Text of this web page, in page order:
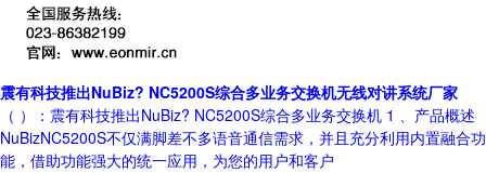
震有科技推出NuBiz? NC5200S综合多业务交换机无线对讲系统厂家
（ ）：震有科技推出NuBiz? NC5200S综合多业务交换机 1 、产品概述
NuBizNC5200S不仅满脚差不多语音通信需求，并且充分利用内置融合功
能，借助功能强大的统一应用，为您的用户和客户